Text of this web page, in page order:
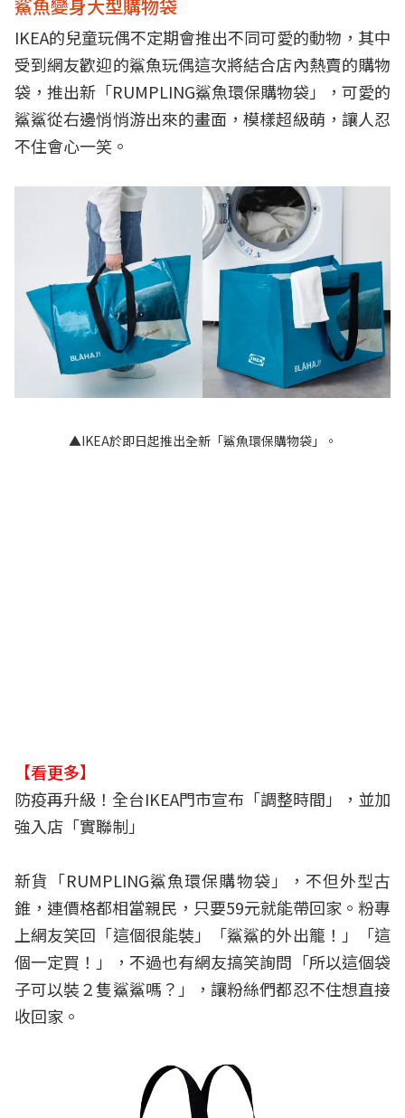
鯊魚變身大型購物袋
IKEA的兒童玩偶不定期會推出不同可愛的動物，其中
受到網友歡迎的鯊魚玩偶這次將結合店內熱賣的購物
袋，推出新「RUMPLING鯊魚環保購物袋」，可愛的
鯊鯊從右邊悄悄游出來的畫面，模樣超級萌，讓人忍
不住會心一笑。
▲IKEA於即日起推出全新「鯊魚環保購物袋」。
【看更多】
防疫再升級！全台IKEA門市宣布「調整時間」，並加
強入店「實聯制」
新貨「RUMPLING鯊魚環保購物袋」，不但外型古
錐，連價格都相當親民，只要59元就能帶回家。粉專
上網友笑回「這個很能裝」「鯊鯊的外出籠！」「這
個一定買！」，不過也有網友搞笑詢問「所以這個袋
子可以裝２隻鯊鯊嗎？」，讓粉絲們都忍不住想直接
收回家。